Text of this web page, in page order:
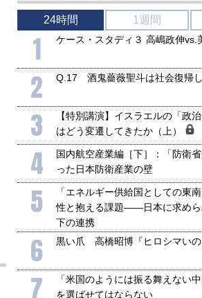
24時間 1週間
1 ケース・スタディ３ 高嶋政伸vs.
2 Q.17 酒鬼薔薇聖斗は社会復帰
3
【特別講演】イスラエルの「政
はどう変遷してきたか（上）
4
国内航空産業編［下］：「防衛
った日本防衛産業の壁
5
「エネルギー供給国としての東
性と抱える課題――日本に求めら
下の連携
6 黒い爪 高橋昭博『ヒロシマいの
7
「米国のようには振る舞えない
を選ばせてはならない